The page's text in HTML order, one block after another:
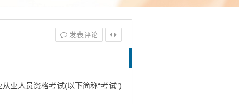
业人员资格考试(以下简称“考试”)
发表评论